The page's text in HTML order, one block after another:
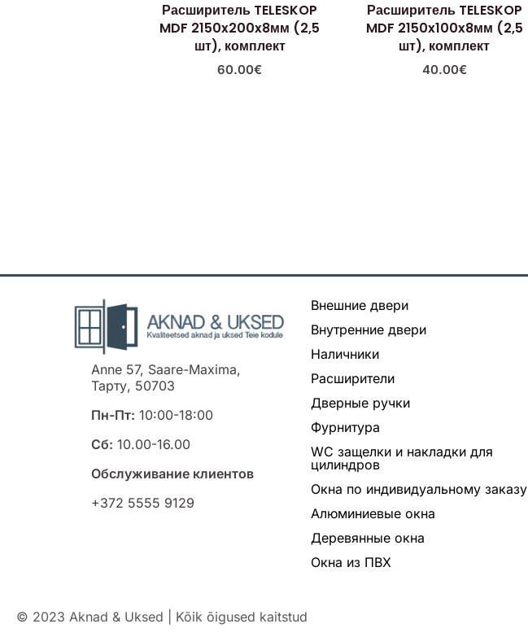
Расширитель TELESKOP
MDF 2150x200x8мм (2,5
шт), комплект
60.00€
Расширитель TELESKOP
MDF 2150x100x8мм (2,5
шт), комплект
40.00€
Anne 57, Saare-Maxima,
Тарту, 50703
Пн-Пт: 10:00-18:00
Сб: 10.00-16.00
Обслуживание клиентов
+372 5555 9129
Внешние двери
Внутренние двери
Наличники
Расширители
Дверные ручки
Фурнитура
WC защелки и накладки для
цилиндров
Окна по индивидуальному заказу
Алюминиевые окна
Деревянные окна
Окна из ПВХ
© 2023 Aknad & Uksed | Kõik õigused kaitstud